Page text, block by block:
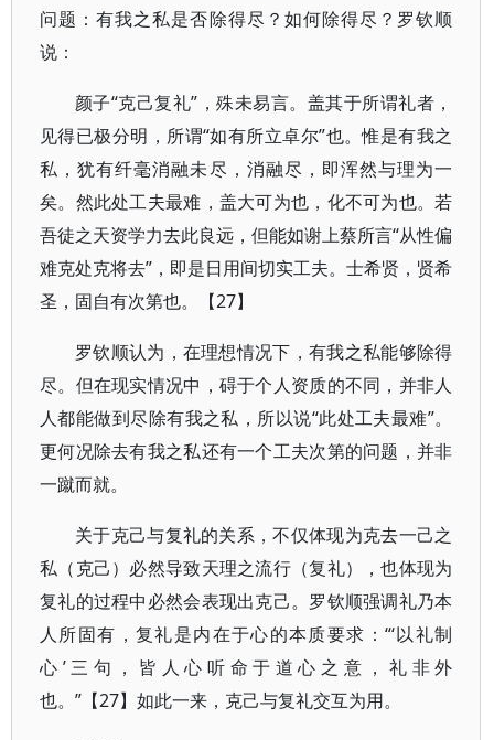
问题：有我之私是否除得尽？如何除得尽？罗钦顺
说：
颜子“克己复礼”，殊未易言。盖其于所谓礼者，
见得已极分明，所谓“如有所立卓尔”也。惟是有我之
私，犹有纤毫消融未尽，消融尽，即浑然与理为一
矣。然此处工夫最难，盖大可为也，化不可为也。若
吾徒之天资学力去此良远，但能如谢上蔡所言“从性偏
难克处克将去”，即是日用间切实工夫。士希贤，贤希
圣，固自有次第也。【27】
罗钦顺认为，在理想情况下，有我之私能够除得
尽。但在现实情况中，碍于个人资质的不同，并非人
人都能做到尽除有我之私，所以说“此处工夫最难”。
更何况除去有我之私还有一个工夫次第的问题，并非
一蹴而就。
关于克己与复礼的关系，不仅体现为克去一己之
私（克己）必然导致天理之流行（复礼），也体现为
复礼的过程中必然会表现出克己。罗钦顺强调礼乃本
人所固有，复礼是内在于心的本质要求：“‘以礼制
心’三句，皆人心听命于道心之意，礼非外
也。”【27】如此一来，克己与复礼交互为用。